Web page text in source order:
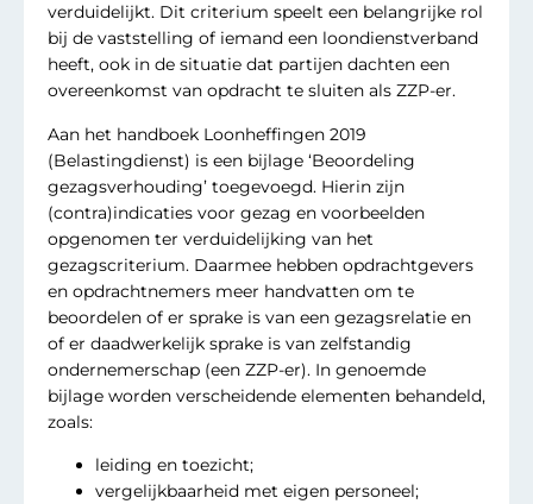
verduidelijkt. Dit criterium speelt een belangrijke rol
bij de vaststelling of iemand een loondienstverband
heeft, ook in de situatie dat partijen dachten een
overeenkomst van opdracht te sluiten als ZZP-er.
Aan het handboek Loonheffingen 2019
(Belastingdienst) is een bijlage ‘Beoordeling
gezagsverhouding’ toegevoegd. Hierin zijn
(contra)indicaties voor gezag en voorbeelden
opgenomen ter verduidelijking van het
gezagscriterium. Daarmee hebben opdrachtgevers
en opdrachtnemers meer handvatten om te
beoordelen of er sprake is van een gezagsrelatie en
of er daadwerkelijk sprake is van zelfstandig
ondernemerschap (een ZZP-er). In genoemde
bijlage worden verscheidende elementen behandeld,
zoals:
leiding en toezicht;
vergelijkbaarheid met eigen personeel;